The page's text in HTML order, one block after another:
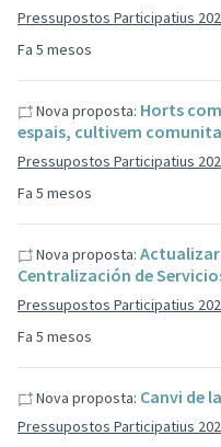
Fa 5 mesos
Pressupostos Participatius
Fa 5 mesos
Nova proposta: Horts
espais, cultivem
Pressupostos Participatius
Fa 5 mesos
Nova proposta: Actualizar
Centralización de
Pressupostos Participatius
Nova proposta: Canvi de
Pressupostos Participatius